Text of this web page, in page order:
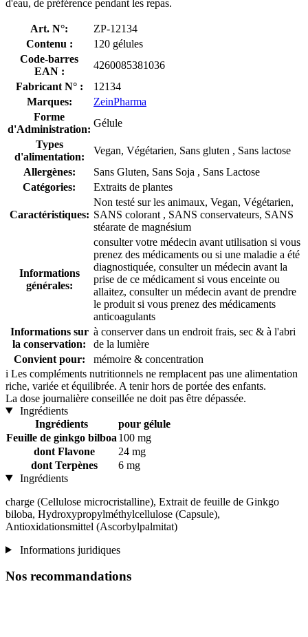
d'eau, de préférence pendant les repas.
Art. N°:
ZP-12134
Contenu :
120 gélules
Code-barres
EAN :
4260085381036
Fabricant N° :
12134
Marques:
ZeinPharma
Forme
d'Administration:
Gélule
Types
d'alimentation:
Vegan, Végétarien, Sans gluten , Sans lactose
Allergènes:
Sans Gluten, Sans Soja , Sans Lactose
Catégories:
Extraits de plantes
Caractéristiques:
Non testé sur les animaux, Vegan, Végétarien,
SANS colorant , SANS conservateurs, SANS
stéarate de magnésium
Informations
générales:
consulter votre médecin avant utilisation si vous
prenez des médicaments ou si une maladie a été
diagnostiquée, consulter un médecin avant la
prise de ce médicament si vous enceinte ou
allaitez, consulter un médecin avant de prendre
le produit si vous prenez des médicaments
anticoagulants
Informations sur
la conservation:
à conserver dans un endroit frais, sec & à l'abri
de la lumière
Convient pour:
mémoire & concentration
i Les compléments nutritionnels ne remplacent pas une alimentation
riche, variée et équilibrée. A tenir hors de portée des enfants.
La dose journalière conseillée ne doit pas être dépassée.
Ingrédients
Ingrédients
pour gélule
Feuille de ginkgo bilboa 100 mg
dont Flavone
24 mg
dont Terpènes
6 mg
Ingrédients
charge (Cellulose microcristalline), Extrait de feuille de Ginkgo
biloba, Hydroxypropylméthylcellulose (Capsule),
Antioxidationsmittel (Ascorbylpalmitat)
Informations juridiques
Nos recommandations